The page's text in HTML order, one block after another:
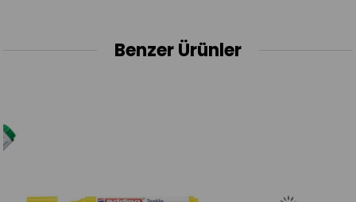
Benzer Ürünler